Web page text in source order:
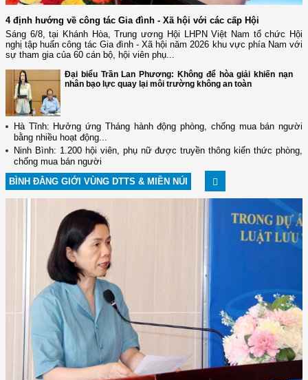
4 định hướng về công tác Gia đình - Xã hội với các cấp Hội
Sáng 6/8, tại Khánh Hòa, Trung ương Hội LHPN Việt Nam tổ chức Hội
nghị tập huấn công tác Gia đình - Xã hội năm 2026 khu vực phía Nam với
sự tham gia của 60 cán bộ, hội viên phụ...
Đại biểu Trần Lan Phương: Không để hòa giải khiến nạn
nhân bạo lực quay lại môi trường không an toàn
Hà Tĩnh: Hưởng ứng Tháng hành động phòng, chống mua bán người
bằng nhiều hoạt động...
Ninh Bình: 1.200 hội viên, phụ nữ được truyền thông kiến thức phòng,
chống mua bán người
BÌNH ĐẲNG GIỚI VÙNG DTTS & MIỀN NÚI